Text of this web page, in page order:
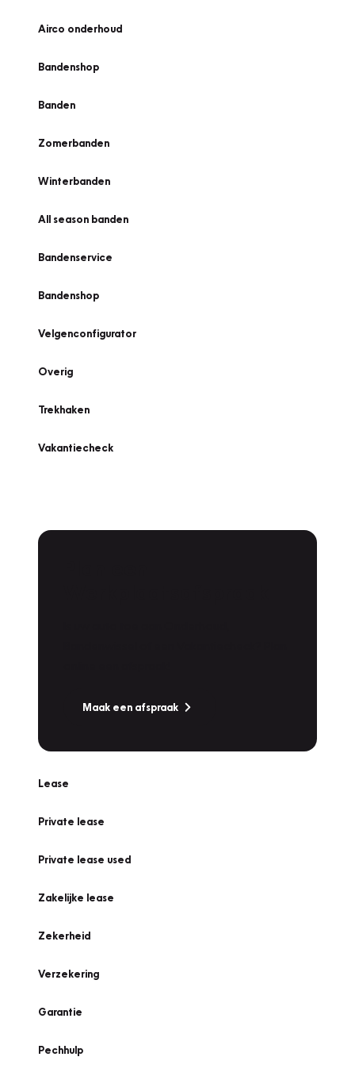
Airco onderhoud
Bandenshop
Banden
Zomerbanden
Winterbanden
All season banden
Bandenservice
Bandenshop
Velgenconfigurator
Overig
Trekhaken
Vakantiecheck
Maak een afspraak
Lease
Private lease
Private lease used
Zakelijke lease
Zekerheid
Verzekering
Garantie
Pechhulp